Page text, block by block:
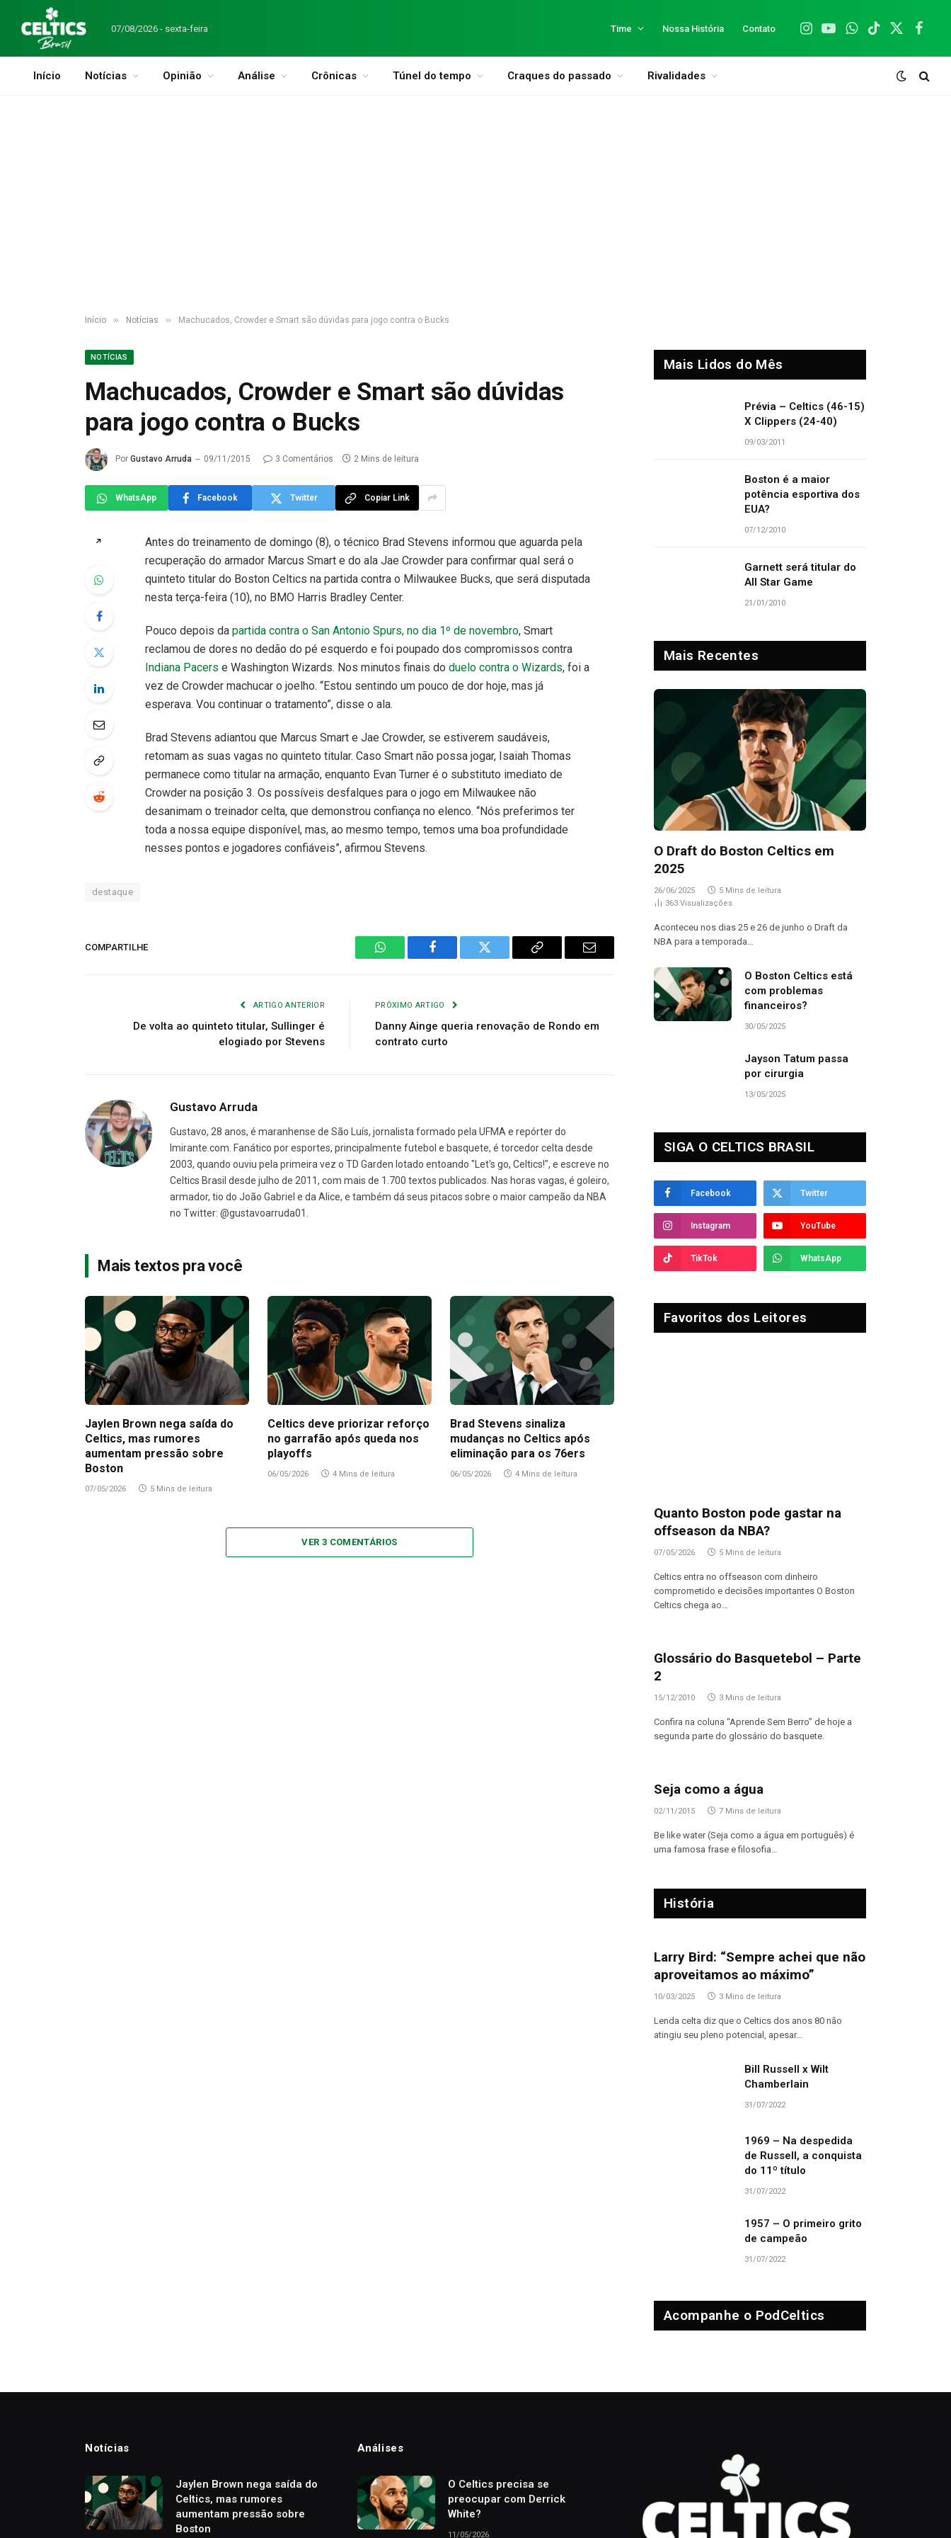
07/08/2026 - sexta-feira Time Nossa História Contato
Instagram
YouTubeWhatsApp
TikTok
X
Início Notícias Opinião Análise Crônicas Túnel do tempo Craques do passado Rivalidades
Início » Notícias » Machucados, Crowder e Smart são dúvidas para jogo contra o Bucks
NOTÍCIAS
Machucados, Crowder e Smart são dúvidas
para jogo contra o Bucks
Por Gustavo Arruda 09/11/2015 3 Comentários 2 Mins de leitura
WhatsApp Facebook Twitter Copiar Link
↗
Antes do treinamento de domingo (8), o técnico Brad Stevens informou que aguarda pela
recuperação do armador Marcus Smart e do ala Jae Crowder para confirmar qual será o
quinteto titular do Boston Celtics na partida contra o Milwaukee Bucks, que será disputada
nesta terça-feira (10), no BMO Harris Bradley Center.
Pouco depois da partida contra o San Antonio Spurs, no dia 1º de novembro, Smart
reclamou de dores no dedão do pé esquerdo e foi poupado dos compromissos contra
Indiana Pacers e Washington Wizards. Nos minutos finais do duelo contra o Wizards, foi a
vez de Crowder machucar o joelho. “Estou sentindo um pouco de dor hoje, mas já
esperava. Vou continuar o tratamento”, disse o ala.
Brad Stevens adiantou que Marcus Smart e Jae Crowder, se estiverem saudáveis,
retomam as suas vagas no quinteto titular. Caso Smart não possa jogar, Isaiah Thomas
permanece como titular na armação, enquanto Evan Turner é o substituto imediato de
Crowder na posição 3. Os possíveis desfalques para o jogo em Milwaukee não
desanimam o treinador celta, que demonstrou confiança no elenco. “Nós preferimos ter
toda a nossa equipe disponível, mas, ao mesmo tempo, temos uma boa profundidade
nesses pontos e jogadores confiáveis”, afirmou Stevens.
destaque
COMPARTILHE
WhatsAppFacebook Twitter
Copiar
E-
ARTIGO ANTERIOR
De volta ao quinteto titular, Sullinger é
elogiado por Stevens
PRÓXIMO ARTIGO
Danny Ainge queria renovação de Rondo em
contrato curto
Gustavo Arruda
Gustavo, 28 anos, é maranhense de São Luís, jornalista formado pela UFMA e repórter do
Imirante.com. Fanático por esportes, principalmente futebol e basquete, é torcedor celta desde
2003, quando ouviu pela primeira vez o TD Garden lotado entoando "Let's go, Celtics!", e escreve no
Celtics Brasil desde julho de 2011, com mais de 1.700 textos publicados. Nas horas vagas, é goleiro,
armador, tio do João Gabriel e da Alice, e também dá seus pitacos sobre o maior campeão da NBA
no Twitter: @gustavoarruda01.
Mais textos pra você
Jaylen Brown nega saída do
Celtics, mas rumores
aumentam pressão sobre
Boston
07/05/2026 5 Mins de leitura
Celtics deve priorizar reforço
no garrafão após queda nos
playoffs
06/05/2026 4 Mins de leitura
Brad Stevens sinaliza
mudanças no Celtics após
eliminação para os 76ers
06/05/2026 4 Mins de leitura
VER 3 COMENTÁRIOS
Mais Lidos do Mês
Prévia – Celtics (46-15)
X Clippers (24-40)
09/03/2011
Boston é a maior
potência esportiva dos
EUA?
07/12/2010
Garnett será titular do
All Star Game
21/01/2010
Mais Recentes
O Draft do Boston Celtics em
2025
26/06/2025
5 Mins de leitura
363 Visualizações
Aconteceu nos dias 25 e 26 de junho o Draft da
NBA para a temporada…
O Boston Celtics está
com problemas
financeiros?
30/05/2025
Jayson Tatum passa
por cirurgia
13/05/2025
SIGA O CELTICS BRASIL
Facebook Twitter
Instagram YouTube
TikTok WhatsApp
Favoritos dos Leitores
Quanto Boston pode gastar na
offseason da NBA?
07/05/2026 5 Mins de leitura
Celtics entra no offseason com dinheiro
comprometido e decisões importantes O Boston
Celtics chega ao…
Glossário do Basquetebol – Parte
2
15/12/2010 3 Mins de leitura
Confira na coluna “Aprende Sem Berro” de hoje a
segunda parte do glossário do basquete.
Seja como a água
02/11/2015 7 Mins de leitura
Be like water (Seja como a água em português) é
uma famosa frase e filosofia…
História
Larry Bird: “Sempre achei que não
aproveitamos ao máximo”
10/03/2025 3 Mins de leitura
Lenda celta diz que o Celtics dos anos 80 não
atingiu seu pleno potencial, apesar…
Bill Russell x Wilt
Chamberlain
31/07/2022
1969 – Na despedida
de Russell, a conquista
do 11º título
31/07/2022
1957 – O primeiro grito
de campeão
31/07/2022
Acompanhe o PodCeltics
Notícias
Jaylen Brown nega saída do
Celtics, mas rumores
aumentam pressão sobre
Boston
Análises
O Celtics precisa se
preocupar com Derrick
White?
11/05/2026